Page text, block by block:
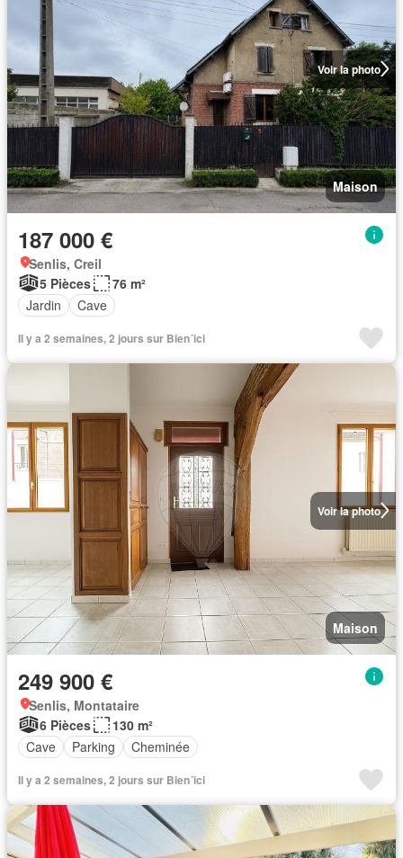
Voir la photo
Maison
187 000 €
Senlis, Creil
5 Pièces
76 m²
Jardin
Cave
Il y a 2 semaines, 2 jours sur Bien´ici
Voir la photo
Maison
249 900 €
Senlis, Montataire
6 Pièces
130 m²
Cave
Parking Cheminée
Il y a 2 semaines, 2 jours sur Bien´ici